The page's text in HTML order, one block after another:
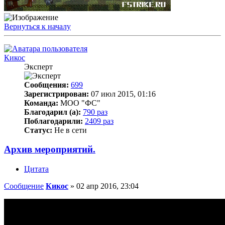
Вернуться к началу
Кикос
Эксперт
Сообщения: 699
Зарегистрирован: 07 июл 2015, 01:16
Команда: МОО "ФС"
Благодарил (а): 790 раз
Поблагодарили: 2409 раз
Статус: Не в сети
Архив мероприятий.
Цитата
Сообщение Кикос » 02 апр 2016, 23:04